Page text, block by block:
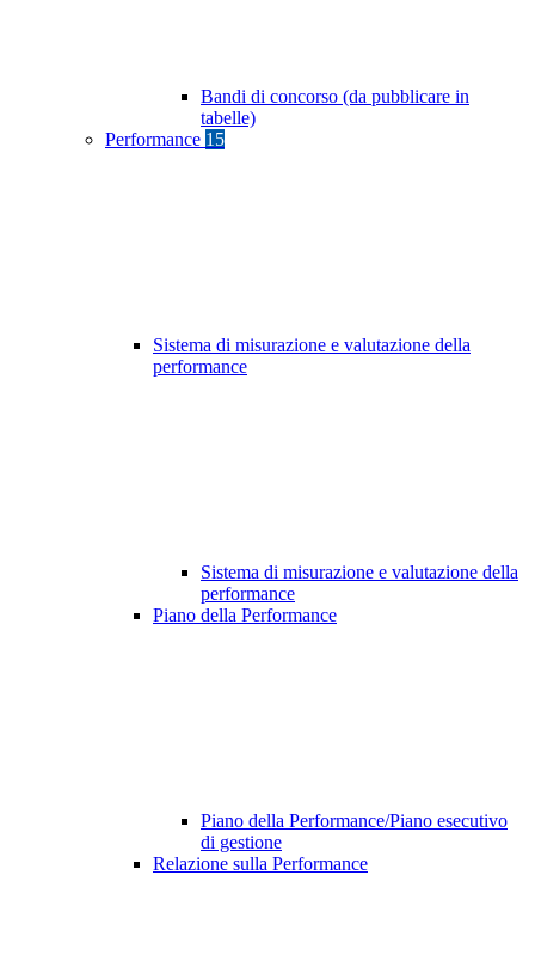
Bandi di concorso (da pubblicare in
tabelle)
Performance 15
Sistema di misurazione e valutazione della
performance
Sistema di misurazione e valutazione della
performance
Piano della Performance
Piano della Performance/Piano esecutivo
di gestione
Relazione sulla Performance